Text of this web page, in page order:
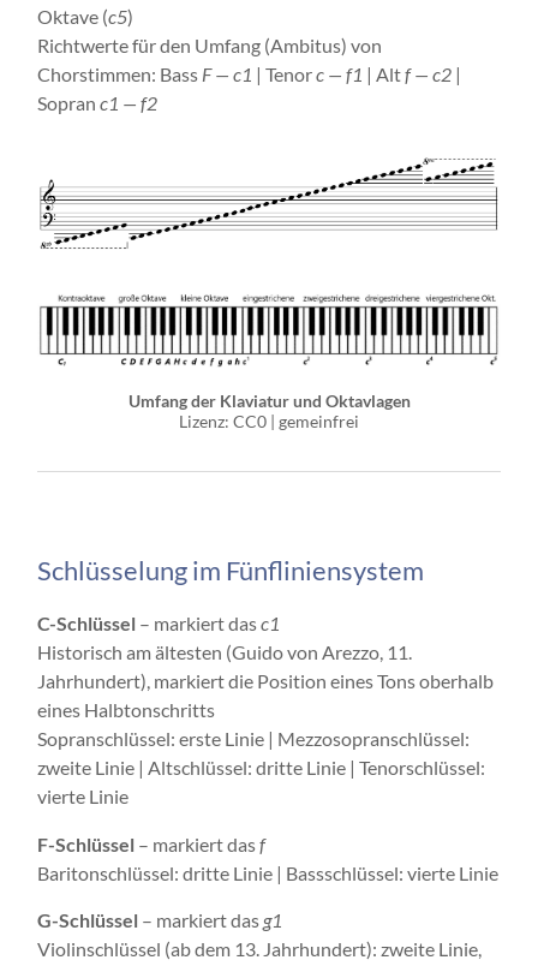
Oktave (c5)
Richtwerte für den Umfang (Ambitus) von
Chorstimmen: Bass F — c1 | Tenorc — f1 | Altf — c2 |
Sopran c1 — f2
Umfang der Klaviatur und Oktavlagen
Lizenz: CC0 | gemeinfrei
Schlüsselung im Fünfliniensystem
C-Schlüssel – markiert dasc1
Historisch am ältesten (Guido von Arezzo, 11.
Jahrhundert), markiert die Position eines Tons oberhalb
eines Halbtonschritts
Sopranschlüssel: erste Linie | Mezzosopranschlüssel:
zweite Linie | Altschlüssel: dritte Linie | Tenorschlüssel:
vierte Linie
F-Schlüssel – markiert dasf
Baritonschlüssel: dritte Linie | Bassschlüssel: vierte Linie
G-Schlüssel – markiert das g1
Violinschlüssel (ab dem 13. Jahrhundert): zweite Linie,